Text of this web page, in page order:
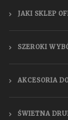
JAKI SKLEP
SZEROKI
AKCESORIA
ŚWIETNA